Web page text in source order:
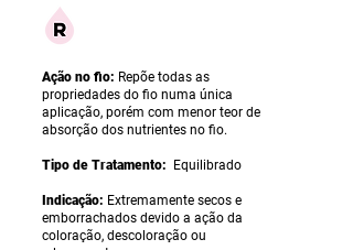
Ação no fio: Repõe todas as
propriedades do fio numa única
aplicação, porém com menor teor de
absorção dos nutrientes no fio.
Tipo de Tratamento: Equilibrado
Indicação: Extremamente secos e
emborrachados devido a ação da
coloração, descoloração ou